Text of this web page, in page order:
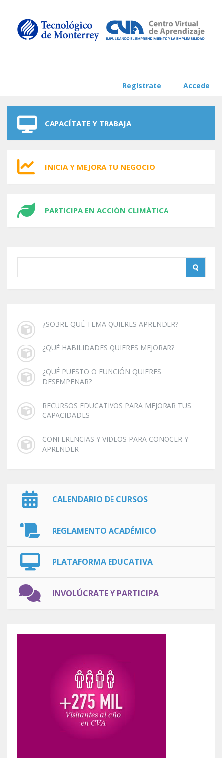
Regístrate Accede
CAPACÍTATE Y TRABAJA
INICIA Y MEJORA TU NEGOCIO
PARTICIPA EN ACCIÓN CLIMÁTICA
¿SOBRE QUÉ TEMA QUIERES APRENDER?
¿QUÉ HABILIDADES QUIERES MEJORAR?
¿QUÉ PUESTO O FUNCIÓN QUIERES
DESEMPEÑAR?
RECURSOS EDUCATIVOS PARA MEJORAR TUS
CAPACIDADES
CONFERENCIAS Y VIDEOS PARA CONOCER Y
APRENDER
CALENDARIO DE CURSOS
REGLAMENTO ACADÉMICO
PLATAFORMA EDUCATIVA
INVOLÚCRATE Y PARTICIPA